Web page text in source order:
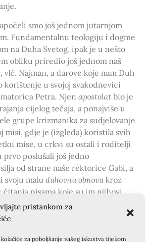
pristankom za
za poboljšanje vašeg iskustva tijekom
smo još jednom jutarnjom
Fundamentalnu teologiju i dogme
na Duha Svetog, ipak je u nešto
obliku priredio još jednom naš
vlč. Najman, a darove koje nam Duh
korištenje u svojoj svakodnevici
Petra. Njen apostolat bio je
cijelog tečaja, a ponajviše u
grupe krizmanika za sudjelovanje
misi, gdje je (izgleda) koristila svih
mise, u crkvi su ostali i roditelji
poslušali još jedno
od strane naše rektorice Gabi, a
svoju malu duhovnu obnovukroz
pisama koje su im njihovi
radosnice, ali i završnu
smo se jedni od drugih i otišli
svi zajedno svjesni kako je Bog